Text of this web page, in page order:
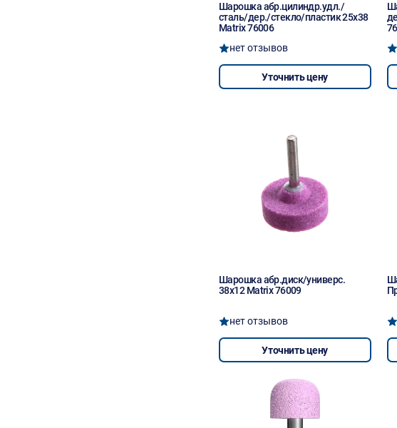
Шарошка абр.цилиндр.удл./
сталь/дер./стекло/пластик 25х38
Matrix 76006
нет отзывов
Уточнить цену
Шарошка абр.диск/универс.
38х12 Matrix 76009
нет отзывов
Уточнить цену